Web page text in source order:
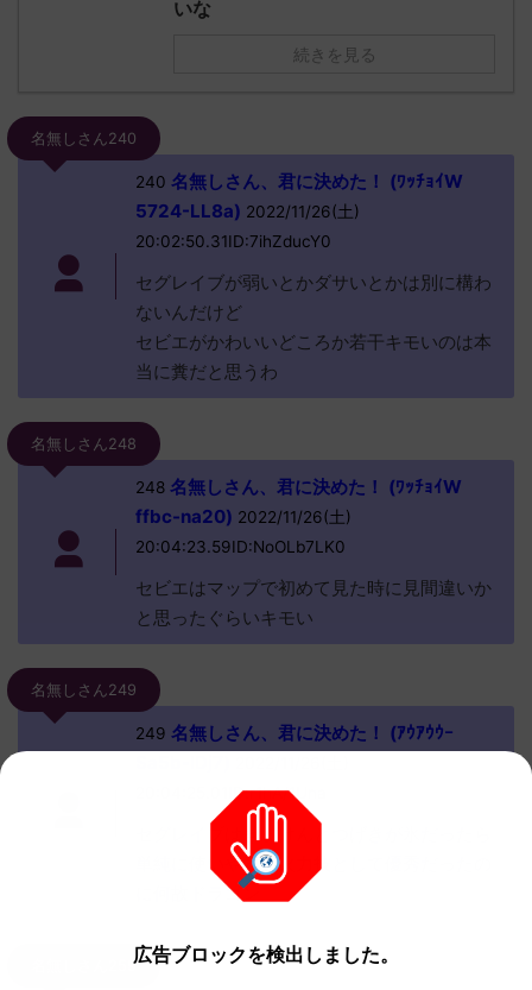
いな
続きを見る
名無しさん240
240 名無しさん、君に決めた！ (ﾜｯﾁｮｲW
5724-LL8a) 2022/11/26(土)
20:02:50.31ID:7ihZducY0
セグレイブが弱いとかダサいとかは別に構わ
ないんだけど
セビエがかわいいどころか若干キモいのは本
当に糞だと思うわ
名無しさん248
248名無しさん、君に決めた！ (ﾜｯﾁｮｲW
ffbc-na20) 2022/11/26(土)
20:04:23.59ID:NoOLb7LK0
セビエはマップで初めて見た時に見間違いか
と思ったぐらいキモい
名無しさん249
249 名無しさん、君に決めた！ (ｱｳｱｳｳｰ
20:04:25.01ID:r1hA/1Una
セグレイブはきょけんとつげきが氷だったら
単純に使いやすい火力技として優秀だったの
に何故ドラゴン
名無しさん259広告ブロックを検出しました。